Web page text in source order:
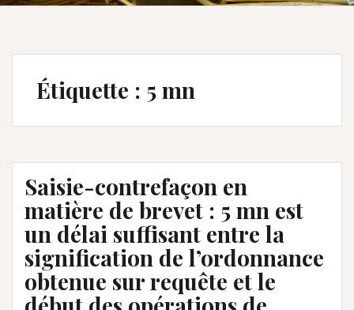
Étiquette : 5 mn
Saisie-contrefaçon en
matière de brevet : 5 mn est
un délai suffisant entre la
signification de l’ordonnance
obtenue sur requête et le